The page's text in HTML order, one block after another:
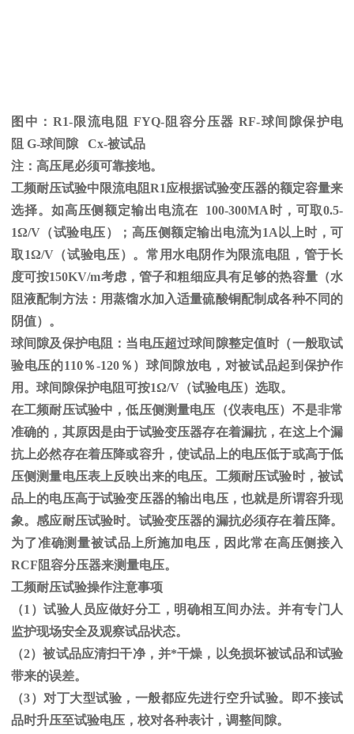
图中： R1-限流电阻 FYQ-阻容分压器 RF-球间隙保护电
阻 G-球间隙 Cx-被试品
注：高压尾必须可靠接地。
工频耐压试验中限流电阻R1应根据试验变压器的额定容量来
选择。如高压侧额定输出电流在 100-300MA 时，可取0.5-
1Ω/V（试验电压）；高压侧额定输出电流为1A 以上时，可
取1Ω/V（试验电压）。常用水电阴作为限流电阻，管于长
度可按150KV/m考虑，管子和粗细应具有足够的热容量（水
阻液配制方法：用蒸馏水加入适量硫酸铜配制成各种不同的
阴值）。
球间隙及保护电阻：当电压超过球间隙整定值时（一般取试
验电压的110％-120％）球间隙放电，对被试品起到保护作
用。球间隙保护电阻可按1Ω/V（试验电压）选取。
在工频耐压试验中，低压侧测量电压（仪表电压）不是非常
准确的，其原因是由于试验变压器存在着漏抗，在这上个漏
抗上必然存在着压降或容升，使试品上的电压低于或高于低
压侧测量电压表上反映出来的电压。工频耐压试验时，被试
品上的电压高于试验变压器的输出电压，也就是所谓容升现
象。感应耐压试验时。试验变压器的漏抗必须存在着压降。
为了准确测量被试品上所施加电压，因此常在高压侧接入
RCF阻容分压器来测量电压。
工频耐压试验操作注意事项
（1 ）试验人员应做好分工，明确相互间办法。并有专门人
监护现场安全及观察试品状态。
（2）被试品应清扫干净，并*干燥，以免损坏被试品和试验
带来的误差。
（3）对丁大型试验，一般都应先进行空升试验。即不接试
品时升压至试验电压，校对各种表计，调整间隙。